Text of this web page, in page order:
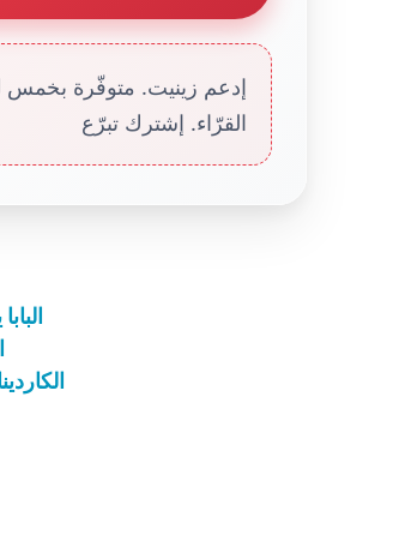
إدعم زينيت. متوفّرة بخمس
القرّاء. إشترك تبرّع